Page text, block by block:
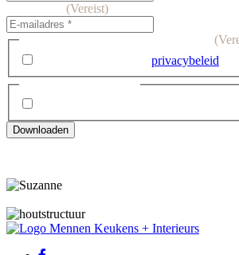
(Vereist)
privacybeleid
Downloaden